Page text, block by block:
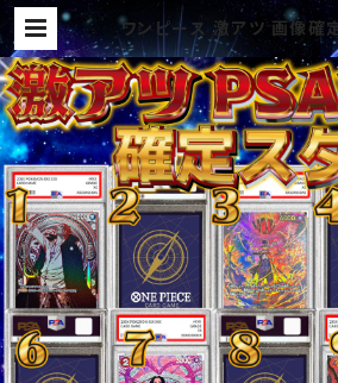
ワンピース 激アツ 画像確
確定 スタ賞パック オリパ
ラザーズ オリパ専門店 (
ンピース、遊戯王、ヴァイス
ボール)